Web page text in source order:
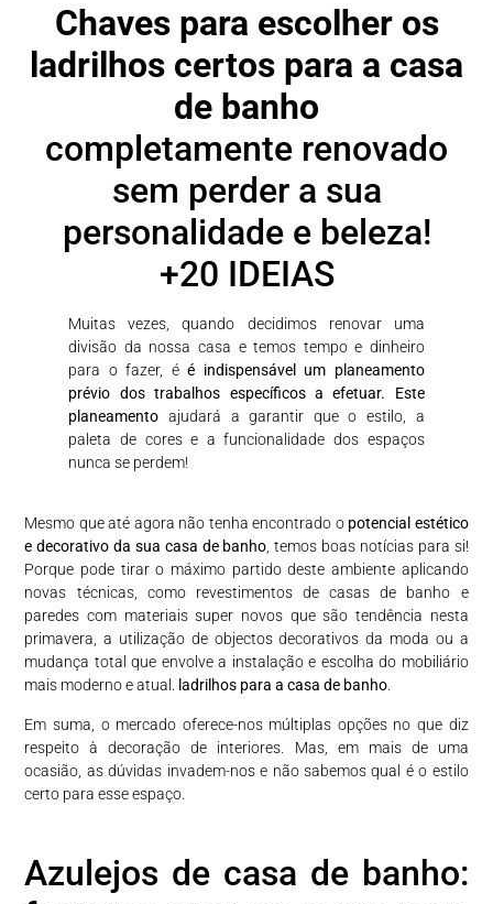
Chaves para escolher os
ladrilhos certos para a casa
de banho
completamente renovado
sem perder a sua
personalidade e beleza!
+20 IDEIAS
Muitas vezes, quando decidimos renovar uma
divisão da nossa casa e temos tempo e dinheiro
para o fazer, éé indispensável um planeamento
prévio dos trabalhos específicos a efetuar. Este
planeamento ajudará a garantir que o estilo, a
paleta de cores e a funcionalidade dos espaços
nunca se perdem!
Mesmo que até agora não tenha encontrado o potencial estético
e decorativo da sua casa de banho , temos boas notícias para si!
Porque pode tirar o máximo partido deste ambiente aplicando
novas técnicas, como revestimentos de casas de banho e
paredes com materiais super novos que são tendência nesta
primavera, a utilização de objectos decorativos da moda ou a
mudança total que envolve a instalação e escolha do mobiliário
mais moderno e atual.
ladrilhos para a casa de banho
Em suma, o mercado oferece-nos múltiplas opções no que diz
respeito à decoração de interiores. Mas, em mais de uma
ocasião, as dúvidas invadem-nos e não sabemos qual é o estilo
certo para esse espaço.
Azulejos de casa de banho: